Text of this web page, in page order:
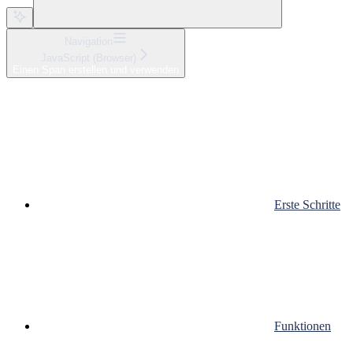
Erste Schritte
Funktionen